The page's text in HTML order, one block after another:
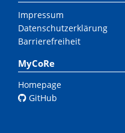
Impressum
Datenschutzerklärung
Barrierefreiheit
MyCoRe
Homepage
GitHub